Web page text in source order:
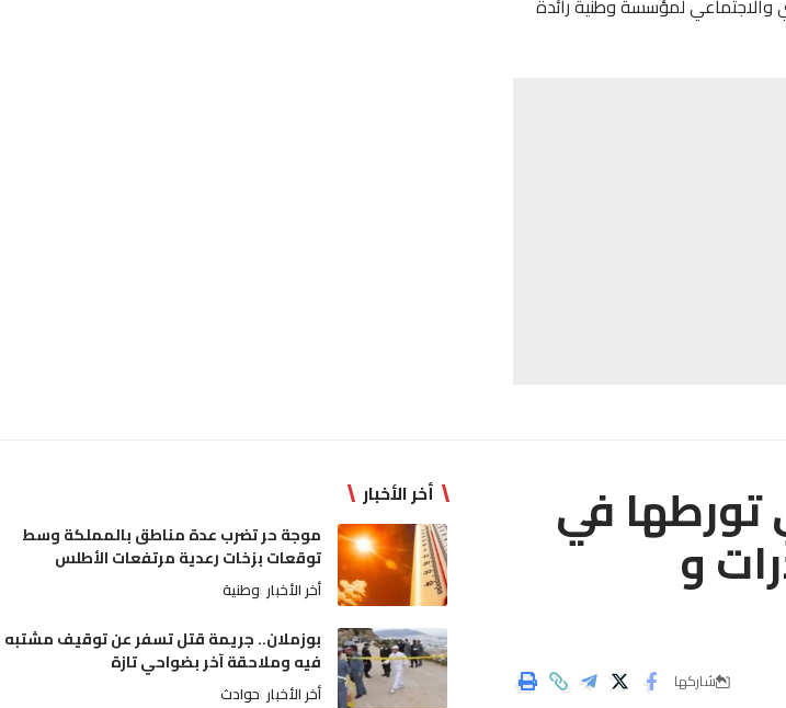
تورطها في
و
شاركها
أخر الأخبار
موجة حر تضرب عدة مناطق بالمملكة وسط
توقعات بزخات رعدية مرتفعات الأطلس
أخر الأخبار وطنية
بوزملان.. جريمة قتل تسفر عن توقيف مشتبه
فيه وملاحقة آخر بضواحي تازة
أخر الأخبار حوادث